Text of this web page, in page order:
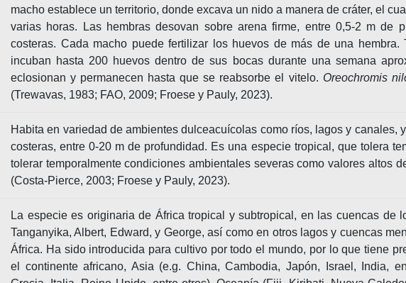
macho establece un territorio, donde excava un nido a manera de cráter, el
varias horas. Las hembras desovan sobre arena firme, entre 0,5-2 m de
costeras. Cada macho puede fertilizar los huevos de más de una hembra.
incuban hasta 200 huevos dentro de sus bocas durante una semana
eclosionan y permanecen hasta que se reabsorbe el vitelo. Oreochromis
(Trewavas, 1983; FAO, 2009; Froese y Pauly, 2023).
Habita en variedad de ambientes dulceacuícolas como ríos, lagos y canales,
costeras, entre 0-20 m de profundidad. Es una especie tropical, que tolera
tolerar temporalmente condiciones ambientales severas como valores altos
(Costa-Pierce, 2003; Froese y Pauly, 2023).
La especie es originaria de África tropical y subtropical, en las cuencas de
Tanganyika, Albert, Edward, y George, así como en otros lagos y cuencas
África. Ha sido introducida para cultivo por todo el mundo, por lo que tiene
el continente africano, Asia (e.g. China, Cambodia, Japón, Israel, India,